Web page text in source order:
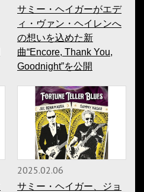
サミー・ヘイガーがエデ
ィ・ヴァン・ヘイレンへ
の想いを込めた新
曲“Encore, Thank You,
Goodnight”を公開
2025.02.06
サミー・ヘイガー、ジョ